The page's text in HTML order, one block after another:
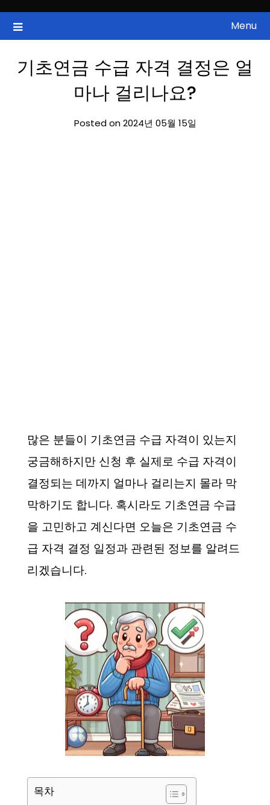
content
ZAN 주식정보
국내증시, 해외증시, 급등주, 낙폭과대, 골든크로스, 상한가, 하한가 등
의 주식 정보.
Menu
기초연금 수급 자격 결정은 얼
마나 걸리나요?
Posted on 2024년 05월 15일
많은 분들이 기초연금 수급 자격이 있는지
궁금해하지만 신청 후 실제로 수급 자격이
결정되는 데까지 얼마나 걸리는지 몰라 막
막하기도 합니다. 혹시라도 기초연금 수급
을 고민하고 계신다면 오늘은 기초연금 수
급 자격 결정 일정과 관련된 정보를 알려드
리겠습니다.
목차